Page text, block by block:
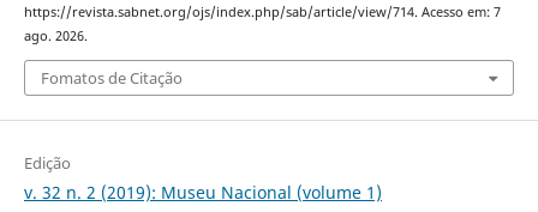
https://revista.sabnet.org/ojs/index.php/sab/article/view/714. Acesso em: 7
ago. 2026.
Fomatos de Citação
Edição
v. 32 n. 2 (2019): Museu Nacional (volume 1)